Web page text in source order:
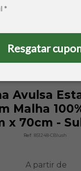
Resgatar
Avulsa
Malha
x 70cm -
Ref: 851248-CBlush